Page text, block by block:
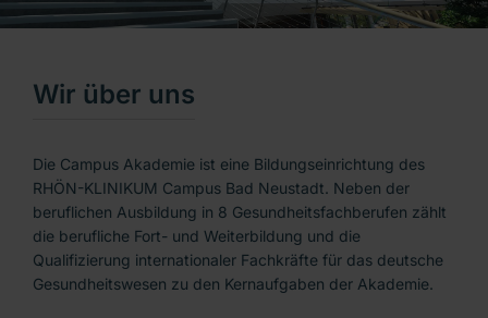
NOTFALL
Weiterbildungen
Wir über uns
Die Campus Akademie ist eine Bildungseinrichtung des
RHÖN-KLINIKUM Campus Bad Neustadt. Neben der
beruflichen Ausbildung in 8 Gesundheitsfachberufen zählt
die berufliche Fort- und Weiterbildung und die
Qualifizierung internationaler Fachkräfte für das deutsche
Gesundheitswesen zu den Kernaufgaben der Akademie.